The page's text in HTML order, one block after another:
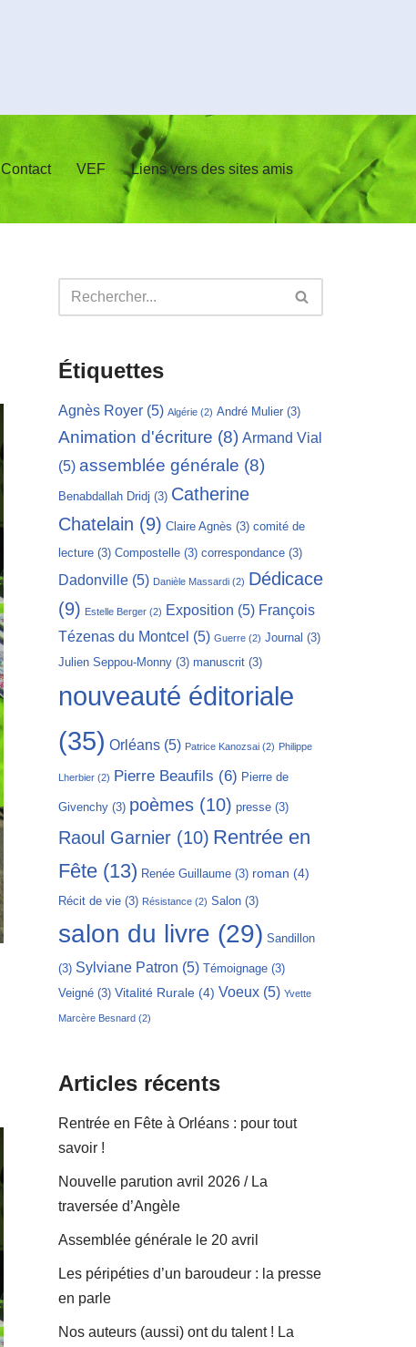
Contact VEF Liens vers des sites amis
Étiquettes
Agnès Royer (5) Algérie (2) André Mulier (3)
Animation d'écriture (8) Armand Vial
(5) assemblée générale (8)
Benabdallah Dridj (3) Catherine
Chatelain (9) Claire Agnès (3) comité de
lecture (3) Compostelle (3) correspondance (3)
Dadonville (5) Danièle Massardi (2) Dédicace
(9) Estelle Berger (2) Exposition (5) François
Tézenas du Montcel (5) Guerre (2) Journal (3)
Julien Seppou-Monny (3) manuscrit (3)
nouveauté éditoriale
(35) Orléans (5) Patrice Kanozsai (2) Philippe
Lherbier (2) Pierre Beaufils (6) Pierre de
Givenchy (3) poèmes (10) presse (3)
Raoul Garnier (10) Rentrée en
Fête (13) Renée Guillaume (3) roman (4)
Récit de vie (3) Résistance (2) Salon (3)
salon du livre (29) Sandillon
(3) Sylviane Patron (5) Témoignage (3)
Veigné (3) Vitalité Rurale (4) Voeux (5) Yvette
Marcère Besnard (2)
Articles récents
Rentrée en Fête à Orléans : pour tout
savoir !
Nouvelle parution avril 2026 / La
traversée d’Angèle
Assemblée générale le 20 avril
Les péripéties d’un baroudeur : la presse
en parle
Nos auteurs (aussi) ont du talent ! La